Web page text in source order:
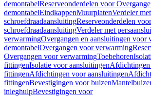
demontabelReserveonderdelen voor
demontabelEindkappenMuurplatenVerdeler met
schroefdraadaansluitingReserveonderdelen
schroefdraadaansluitingVerdeler met
verwarmingOvergangen en aansluitingen voor
demontabelOvergangen voor verwarming
Overgangen voor verwarmingToebehoren
fittingenIsolatie voor aansluitingen
fittingenAfdichtingen voor aansluitingen
fittingenBevestigingen voor buizen
inleghulpBevestigingen voor